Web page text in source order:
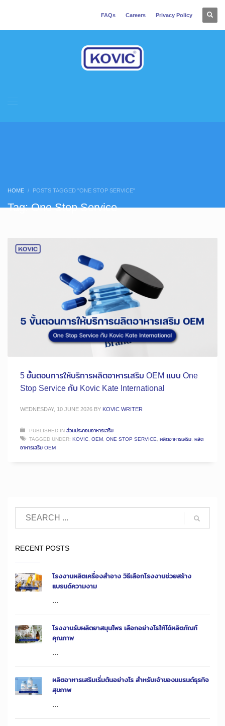
FAQs Careers Privacy Policy
HOME POSTS TAGGED "ONE STOP SERVICE"
Tag: One Stop Service
5 ขั้นตอนการให้บริการผลิตอาหารเสริม OEM แบบ One
Stop Service กับ Kovic Kate International
WEDNESDAY, 10 JUNE 2026 BY KOVIC WRITER
PUBLISHED INส่วนประกอบอาหารเสริม
TAGGED UNDER: KOVIC, OEM, ONE STOP SERVICE, ผลิตอาหารเสริม, ผลิต
อาหารเสริม OEM
RECENT POSTS
โรงงานผลิตเครื่องสำอาง วิธีเลือกโรงงานช่วยสร้าง
แบรนด์ความงาม
...
โรงงานรับผลิตยาสมุนไพร เลือกอย่างไรให้ได้ผลิตภัณฑ์
คุณภาพ
...
ผลิตอาหารเสริมเริ่มต้นอย่างไร สำหรับเจ้าของแบรนด์ธุรกิจ
สุขภาพ
...